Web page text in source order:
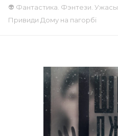
👽 Фантастика. Фэнтези. Ужасы
Привиди Дому на пагорбі